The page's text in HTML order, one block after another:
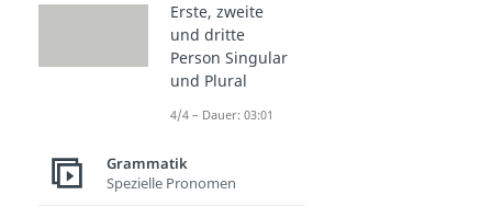
Erste, zweite
und dritte
Person Singular
und Plural
4/4 – Dauer: 03:01
Grammatik
Spezielle Pronomen